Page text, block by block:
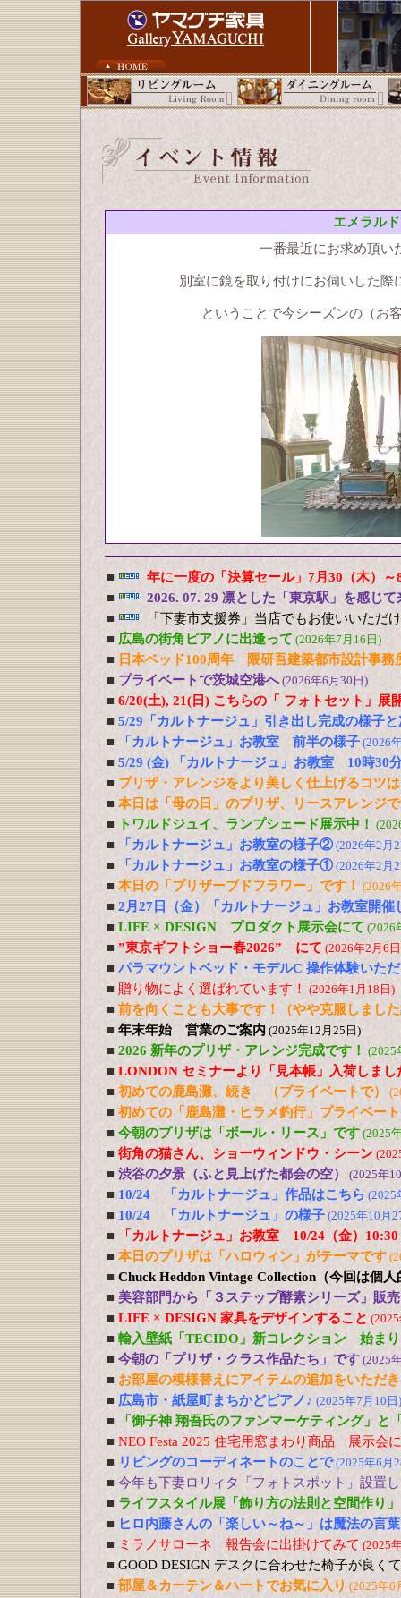
エメラル
一番最近にお求め頂い
別室に鏡を取り付けにお伺いした
ということで今シーズンの（お
■
年に一度の「決算セール」7月30（木）
■
2026. 07. 29 凛とした「東京駅」を感じて
■
「下妻市支援券」当店でもお使いいただ
■ 広島の街角ピアノに出逢って (2026年7月16日)
■ 日本ベッド100周年 隈研吾建築都市設計事
■ プライベートで茨城空港へ(2026年6月30日)
■ 6/20(土), 21(日) こちらの「 フォトセット」展
■ 5/29「カルトナージュ」引き出し完成の様子
■
「カルトナージュ」お教室 前半の様子 (2026
■ 5/29 (金) 「カルトナージュ」お教室 10時30
■ プリザ・アレンジをより美しく仕上げるコツ
■ 本日は「母の日」のプリザ、リースアレンジ
■
トワルドジュイ、ランプシェード展示中！
■ 「カルトナージュ」お教室の様子②(2026年2月
■ 「カルトナージュ」お教室の様子①(2026年2月
■ 本日の「プリザーブドフラワー」です！ (2026
■ 2月27日（金）「カルトナージュ」お教室開催
■ LIFE × DESIGN プロダクト展示会にて (2026
■ ”東京ギフトショー春2026” にて (2026年2月6
■ パラマウントベッド・モデルC 操作体験いた
■ 贈り物によく選ばれています！ (2026年1月18日)
■ 前を向くことも大事です！（やや克服しまし
■ 年末年始 営業のご案内 (2025年12月25日)
■ 2026 新年のプリザ・アレンジ完成です！ (2025
■ LONDON セミナーより「見本帳」入荷しまし
■ 初めての鹿島灘、続き （プライベートで）
■ 初めての「鹿島灘・ヒラメ釣行」プライベー
■ 今朝のプリザは「ボール・リース」です (2025
■ 街角の猫さん、ショーウィンドウ・シーン
■ 渋谷の夕景（ふと見上げた都会の空） (2025年
■ 10/24 「カルトナージュ」作品はこちら (2025
■ 10/24 「カルトナージュ」の様子 (2025年10月
■
「カルトナージュ」お教室 10/24（金）10:30
■ 本日のプリザは「ハロウィン」がテーマです
■ Chuck Heddon Vintage Collection（今回は個
■ 美容部門から「３ステップ酵素シリーズ」販
■ LIFE × DESIGN 家具をデザインすること
■ 輸入壁紙「TECIDO」新コレクション 始ま
■ 今朝の「プリザ・クラス作品たち」です (2025
■ お部屋の模様替えにアイテムの追加をいただ
■ 広島市・紙屋町まちかどピアノ♪ (2025年7月10日)
■
「御子神 翔吾氏のファンマーケティング」
■ NEO Festa 2025 住宅用窓まわり商品 展示会
■ リビングのコーディネートのことで(2025年6月
■ 今年も下妻ロリィタ「フォトスポット」設置
■ ライフスタイル展「飾り方の法則と空間作
■ ヒロ内藤さんの「楽しい～ね～」は魔法の言
■ ミラノサローネ 報告会に出掛けてみて (2025
■ GOOD DESIGN デスクに合わせた椅子が良く
■ 部屋＆カーテン＆ハートでお気に入り (2025年6